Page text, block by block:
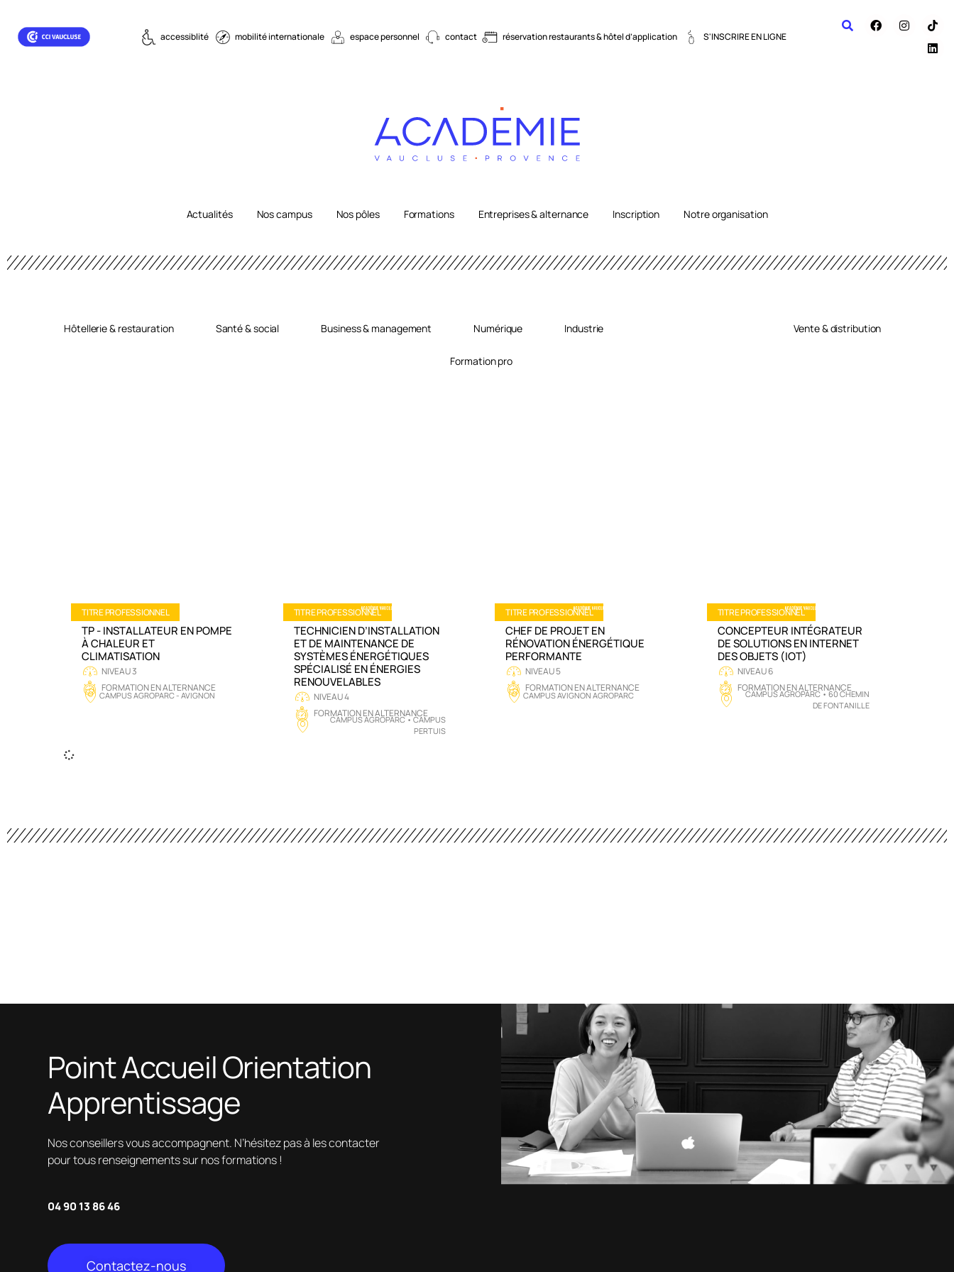
accessiblité mobilité internationale espace personnel contact réservation restaurants & hôtel d’application S'INSCRIRE EN LIGNE
Actualités Nos campus Nos pôles Formations Entreprises & alternance Inscription Notre organisation
Hôtellerie & restauration Santé & social Business & management Numérique Industrie Vente & distribution
Formation pro
TITRE PROFESSIONNEL
TP - INSTALLATEUR EN POMPE
À CHALEUR ET
CLIMATISATION
NIVEAU 3
FORMATION EN ALTERNANCE
CAMPUS AGROPARC - AVIGNON
TITRE PROFESSIONNEL
TECHNICIEN D’INSTALLATION
ET DE MAINTENANCE DE
SYSTÈMES ÉNERGÉTIQUES
SPÉCIALISÉ EN ÉNERGIES
RENOUVELABLES
NIVEAU 4
FORMATION EN ALTERNANCE
CAMPUS AGROPARC • CAMPUS
PERTUIS
TITRE PROFESSIONNEL
CHEF DE PROJET EN
RÉNOVATION ÉNERGÉTIQUE
PERFORMANTE
NIVEAU 5
FORMATION EN ALTERNANCE
CAMPUS AVIGNON AGROPARC
TITRE PROFESSIONNEL
CONCEPTEUR INTÉGRATEUR
DE SOLUTIONS EN INTERNET
DES OBJETS (IOT)
NIVEAU 6
FORMATION EN ALTERNANCE
CAMPUS AGROPARC • 60 CHEMIN
DE FONTANILLE
Point Accueil Orientation
Apprentissage
Nos conseillers vous accompagnent. N’hésitez pas à les contacter
pour tous renseignements sur nos formations !
04 90 13 86 46
Contactez-nous